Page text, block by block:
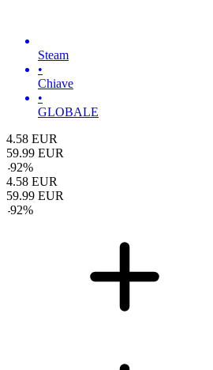
Steam
•
Chiave
•
GLOBALE
4.58 EUR
59.99 EUR
-92%
4.58 EUR
59.99 EUR
-92%